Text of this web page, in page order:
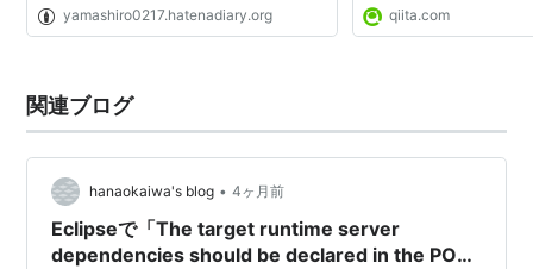
インストール方法
Javaの道：オープンソース：Eclipse（インストー
ル）
m
-
yamashiro0217.hatenadiary.org qiita.com
関連ブログ
hanaokaiwa's blog • 4ヶ月前
Eclipseで「The target runtime server
dependencies should be declared in the POM